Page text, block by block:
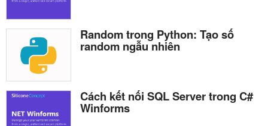
Random trong Python: Tạo số
random ngẫu nhiên
Cách kết nối SQL Server trong C#
Winforms